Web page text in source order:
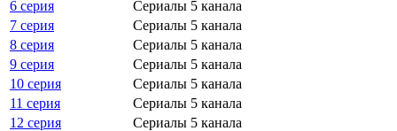
6 серия
Сериалы 5 канала
7 серия
Сериалы 5 канала
8 серия
Сериалы 5 канала
9 серия
Сериалы 5 канала
10 серия
Сериалы 5 канала
11 серия
Сериалы 5 канала
12 серия
Сериалы 5 канала